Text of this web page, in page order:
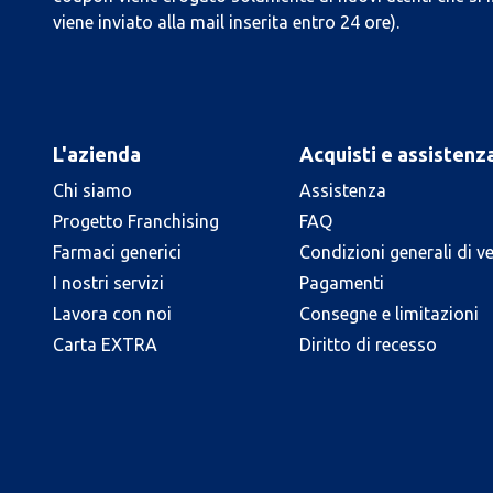
viene inviato alla mail inserita entro 24 ore).
L'azienda
Chi siamo
Progetto Franchising
Farmaci generici
I nostri servizi
Lavora con noi
Carta EXTRA
Acquisti e
Assistenza
FAQ
Condizioni generali di
Pagamenti
Consegne e limitazioni
Diritto di recesso